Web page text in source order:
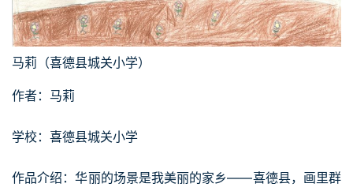
马莉（喜德县城关小学）
作者：马莉
学校：喜德县城关小学
作品介绍：华丽的场景是我美丽的家乡——喜德县，画里群